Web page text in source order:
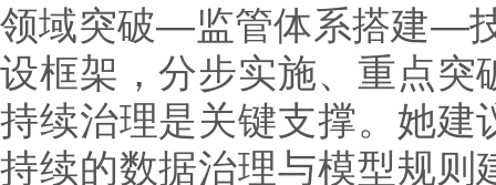
领域突破—监管体系搭建—
设框架，分步实施、重点突
持续治理是关键支撑。她建
持续的数据治理与模型规则